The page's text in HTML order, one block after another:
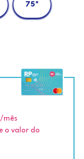
75"
/mês
o valor do